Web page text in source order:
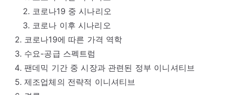
코로나19 중 시나리오
코로나 이후 시나리오
코로나19에 따른 가격 역학
수요-공급 스펙트럼
팬데믹 기간 중 시장과 관련된 정부 이니셔티브
제조업체의 전략적 이니셔티브